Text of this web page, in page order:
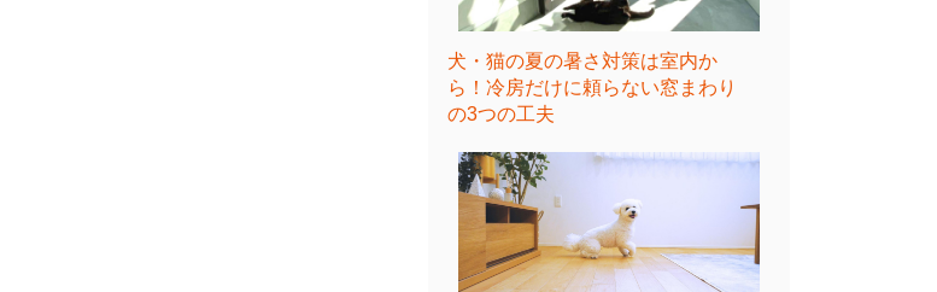
犬・猫の夏の暑さ対策は室内か
ら！冷房だけに頼らない窓まわり
の3つの工夫